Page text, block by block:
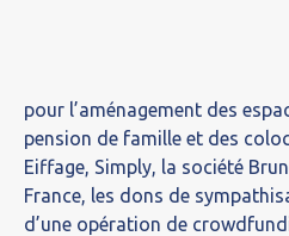
pour l’aménagement des
pension de famille et des
Eiffage, Simply, la société
France, les dons de
d’une opération de